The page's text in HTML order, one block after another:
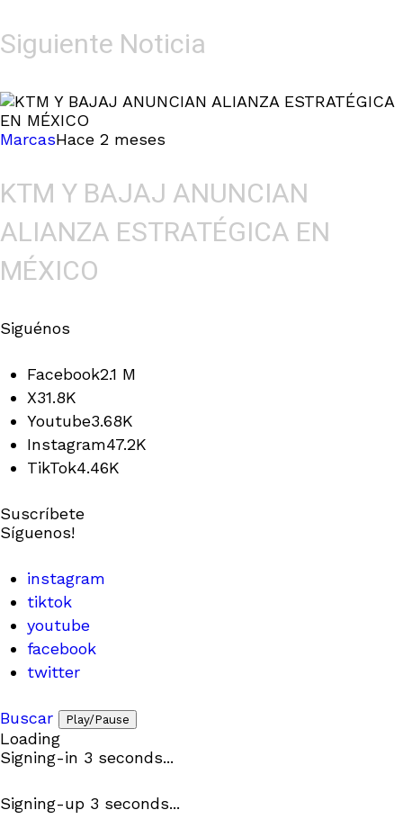
Siguiente Noticia
MarcasHace 2 meses
KTM Y BAJAJ ANUNCIAN
ALIANZA ESTRATÉGICA EN
MÉXICO
Siguénos
Facebook2.1 M
X31.8K
Youtube3.68K
Instagram47.2K
TikTok4.46K
Suscríbete
Síguenos!
instagram
tiktok
youtube
facebook
twitter
Buscar Play/Pause
Loading
Signing-in 3 seconds...
Signing-up 3 seconds...